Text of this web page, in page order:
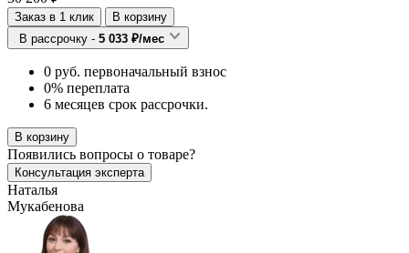
Заказ в 1 клик
В корзину
В рассрочку - 5 033 ₽/мес
0 руб. первоначальный взнос
0% переплата
6 месяцев срок рассрочки.
В корзину
Появились вопросы о товаре?
Консультация эксперта
Наталья
Мукабенова